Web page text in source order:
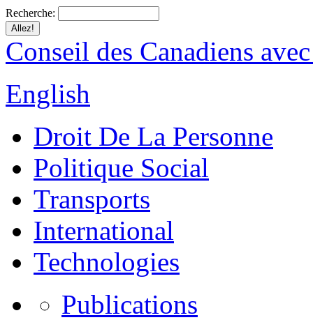
Recherche:
Conseil des Canadiens
English
Droit De La Personne
Politique Social
Transports
International
Technologies
Publications